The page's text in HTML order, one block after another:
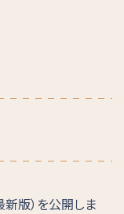
版）を公開しま